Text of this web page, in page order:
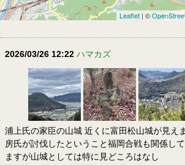
Leaflet | ©
2026/03/26 12:22 ハマカズ
浦上氏の家臣の山城 近くに富田松山城が見え
房氏が討伐したということ福岡合戦も関係し
ますが山城としては特に見どころはなし